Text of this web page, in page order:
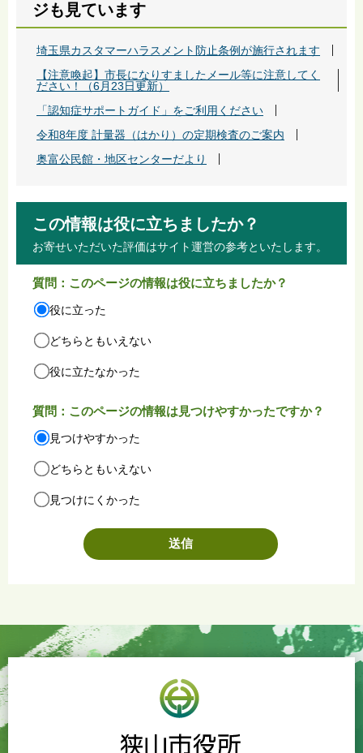
ジも見ています
埼玉県カスタマーハラスメント防止条例が施行されます
【注意喚起】市長になりすましたメール等に注意してく
ださい！（6月23日更新）
「認知症サポートガイド」をご利用ください
令和8年度 計量器（はかり）の定期検査のご案内
奥富公民館・地区センターだより
この情報は役に立ちましたか？
お寄せいただいた評価はサイト運営の参考といたします。
質問：このページの情報は役に立ちましたか？
役に立った
どちらともいえない
役に立たなかった
質問：このページの情報は見つけやすかったですか？
見つけやすかった
どちらともいえない
見つけにくかった